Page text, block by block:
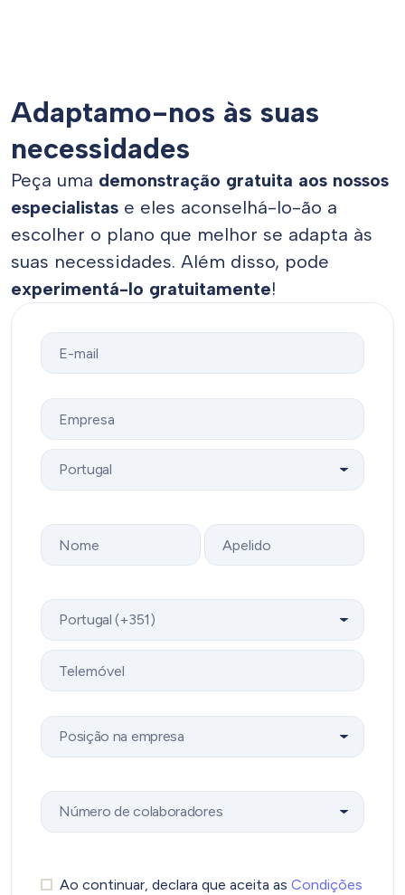
Adaptamo-nos às suas
necessidades
Peça uma demonstração gratuita aos nossos
especialistas e eles aconselhá-lo-ão a
escolher o plano que melhor se adapta às
suas necessidades. Além disso, pode
experimentá-lo gratuitamente!
Ao continuar, declara que aceita as Condições